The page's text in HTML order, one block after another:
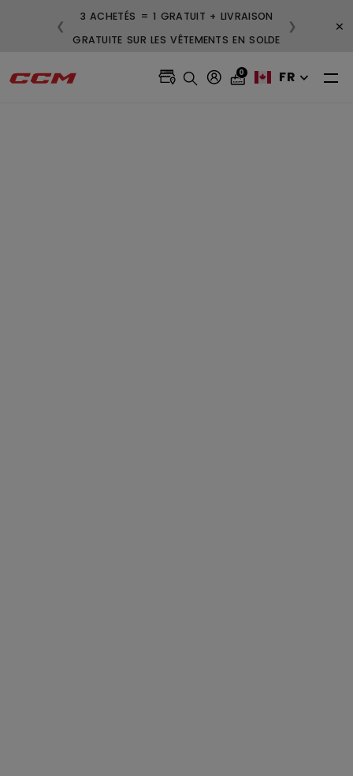
3 ACHETÉS = 1 GRATUIT + LIVRAISON
GRATUITE SUR LES VÊTEMENTS EN SOLDE
❮ ❯ ×
0 FR